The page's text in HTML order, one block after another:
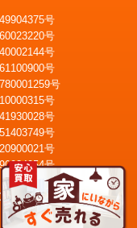
メール査定
号
号
号
号
号
号
号
号
号
号
Inc.